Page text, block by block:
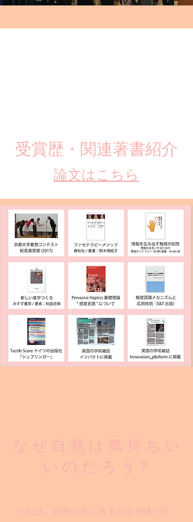
​受賞歴・関連著書紹介
​論文はこちら
な ぜ 自 然 は 気 持 ち い
い の だ ろ う？
それは、自然の音に含まれる"振動"が、